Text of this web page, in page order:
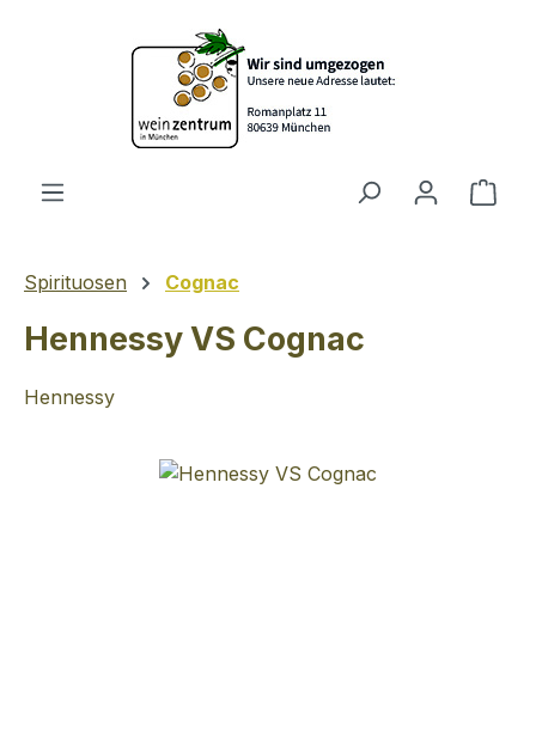
Zum Hauptinhalt springen
Spirituosen Cognac
Hennessy VS Cognac
Hennessy
Bildergalerie überspringen